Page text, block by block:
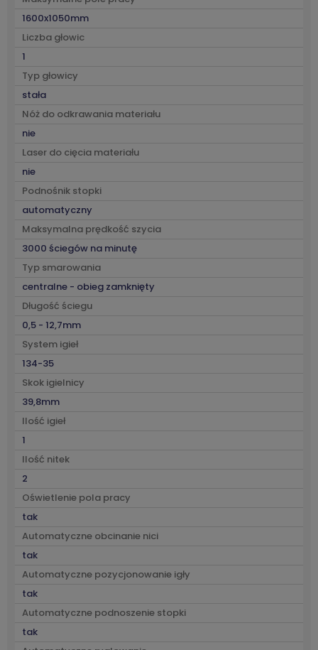
1600x1050mm
Liczba głowic
1
Typ głowicy
stała
Nóż do odkrawania materiału
nie
Laser do cięcia materiału
nie
Podnośnik stopki
automatyczny
Maksymalna prędkość szycia
3000 ściegów na minutę
Typ smarowania
centralne - obieg zamknięty
Długość ściegu
0,5 - 12,7mm
System igieł
134-35
Skok igielnicy
39,8mm
Ilość igieł
1
Ilość nitek
2
Oświetlenie pola pracy
tak
Automatyczne obcinanie nici
tak
Automatyczne pozycjonowanie igły
tak
Automatyczne podnoszenie stopki
tak